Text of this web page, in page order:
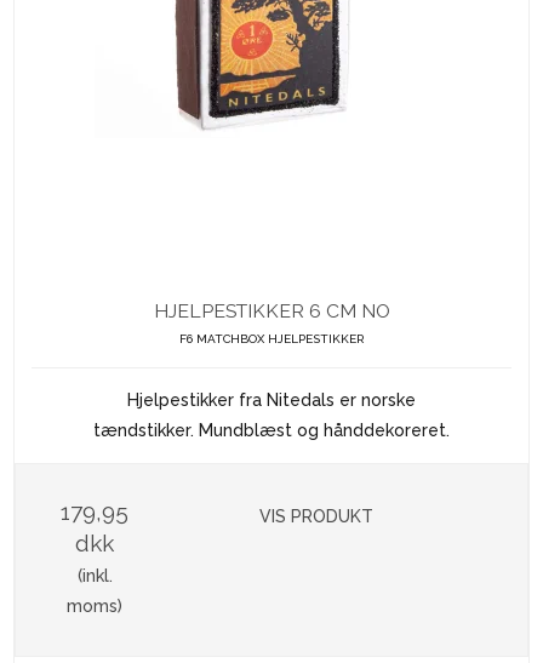
HJELPESTIKKER 6 CM NO
F6 MATCHBOX HJELPESTIKKER
Hjelpestikker fra Nitedals er norske
tændstikker. Mundblæst og hånddekoreret.
179,95
dkk
(inkl.
moms)
VIS PRODUKT